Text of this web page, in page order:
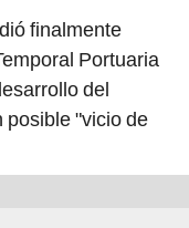
finalmente
Portuaria
del
posible "vicio de